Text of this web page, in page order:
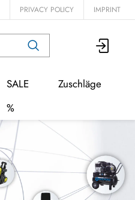
PRIVACY POLICY IMPRINT
SALE
%
Zuschläge